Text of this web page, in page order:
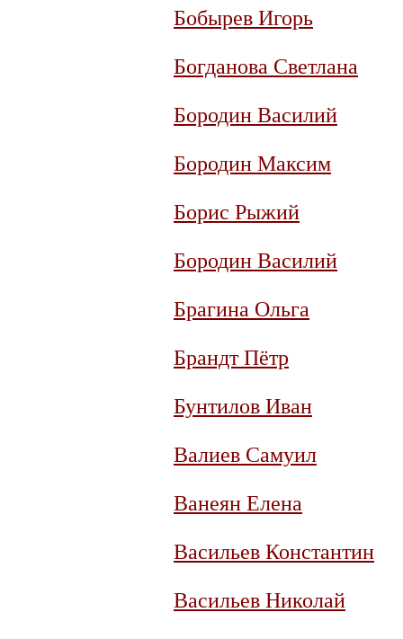
Бобырев Игорь
Богданова Светлана
Бородин Василий
Бородин Максим
Борис Рыжий
Бородин Василий
Брагина Ольга
Брандт Пётр
Бунтилов Иван
Валиев Самуил
Ванеян Елена
Васильев Константин
Васильев Николай